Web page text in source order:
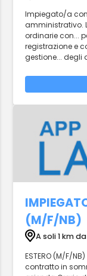
Impiegato/a
amministrativo.
ordinarie con...
registrazione e
gestione... degli
(M/F/NB)
A soli 1 km
ESTERO (M/F/
contratto in